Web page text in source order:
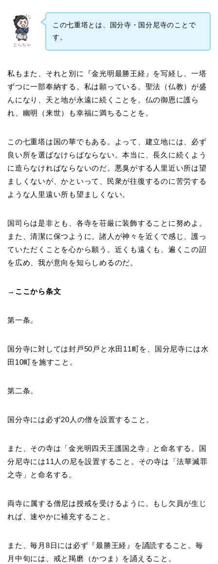
とらちゃ
この七重塔とは、国分寺・国分尼寺のことで
す。
私もまた、それと別に『金光明最勝王経』を写経し、一塔
ずつに一部奉納する。私は願っている。聖法（仏教）が盛
んになり、天と地が永遠に続くことを。仏の御恩に護ら
れ、幽明（来世）も幸福に満ちることを。
この七重塔は国の華でもある。よって、建立地には、必ず
良い所を選ばなけらばならない。本当に、長久に続くよう
に造らなければならないのだ。悪臭がする人里近い所は望
ましくないが、かといって、民衆が往復するのに苦労する
ような人里遠い所も望ましくない。
国司らは是非とも、各寺を荘厳に装飾することに努めよ。
また、清潔に保つように。諸人が神々を近くで感じ、護っ
ていただくことを心から願う。近くも遠くも、遍くこの詔
を広め、我が意向を知らしめるのだ。
→ここから条文
第一条。
国分寺に対しては封戸50戸と水田11町を、国分尼寺には水
田10町を施すこと。
第二条。
国分寺には必ず20人の僧を設置すること。
また、その寺は「金光明四天王護国之寺」と命名する。国
分尼寺には11人の尼を設置すること。その寺は「法華滅罪
之寺」と命名する。
両寺に属する僧尼は授戒を受けるように。もし欠員が生じ
れば、速やかに補充すること。
また、毎月8日には必ず『最勝王経』を誦読すること。毎
月中旬には、戒と羯磨（かつま）を誦えること。